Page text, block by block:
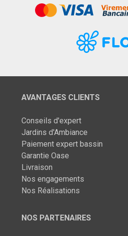
AVANTAGES CLIENTS
Conseils d'expert
Jardins d'Ambiance
Paiement expert bassin
Garantie Oase
Livraison
Nos engagements
Nos Réalisations
NOS PARTENAIRES